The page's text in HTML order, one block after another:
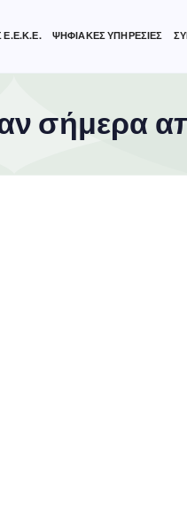
Ε.Ε.Κ.Ε. ΨΗΦΙΑΚΕΣ ΥΠΗΡΕΣΙΕΣ
σήμερα